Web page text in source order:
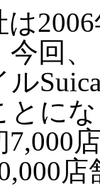
2006
今回
ル
とに
7,000